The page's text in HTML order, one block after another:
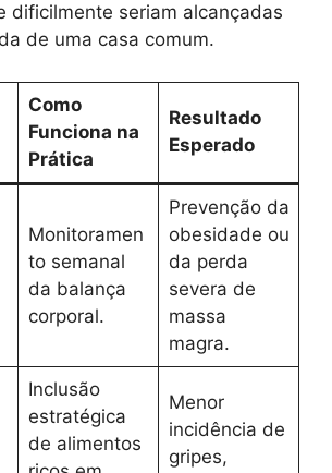
dificilmente seriam alcançadas
de uma casa comum.
Como
Funciona na
Prática
Resultado
Esperado
Monitoramen
to semanal
da balança
corporal.
Prevenção da
obesidade ou
da perda
severa de
massa
magra.
Inclusão
estratégica
de alimentos
Menor
incidência de
gripes,